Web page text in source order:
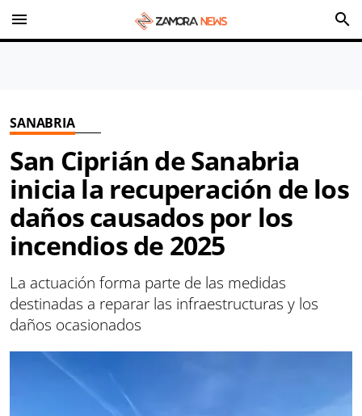
menu search
SANABRIA
San Ciprián de Sanabria
inicia la recuperación de los
daños causados por los
incendios de 2025
La actuación forma parte de las medidas
destinadas a reparar las infraestructuras y los
daños ocasionados